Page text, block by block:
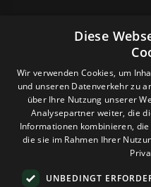
HOSTING
DOMAINS & E-MAIL
TOOLS & SICHERHEIT
UNTERNEHMEN
Diese
Wir verwenden Cookies, um
und unseren Datenverkehr zu
über Ihre Nutzung unserer
Analysepartner weiter, die
Informationen kombinieren,
die sie im Rahmen Ihrer
UNBEDINGT